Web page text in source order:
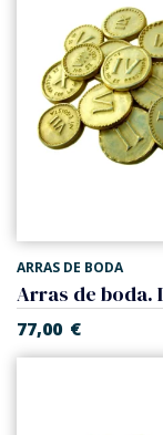
ARRAS DE BODA
77,00 €